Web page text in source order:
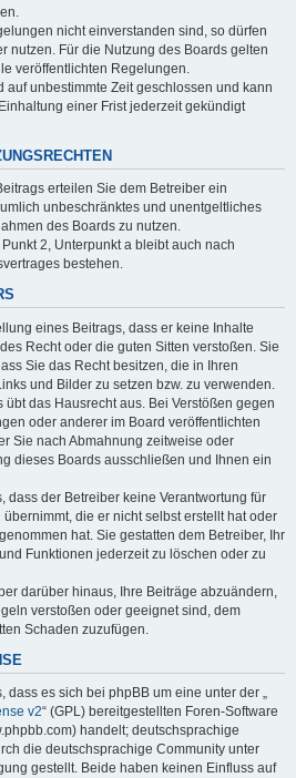
nicht einverstanden sind, so dürfen
nutzen. Für die Nutzung des Boards gelten
veröffentlichten Regelungen.
auf unbestimmte Zeit geschlossen und kann
einer Frist jederzeit gekündigt
erteilen Sie dem Betreiber ein
unbeschränktes und unentgeltliches
des Boards zu nutzen.
2, Unterpunkt a bleibt auch nach
bestehen.
eines Beitrags, dass er keine Inhalte
Recht oder die guten Sitten verstoßen. Sie
Sie das Recht besitzen, die in Ihren
und Bilder zu setzen bzw. zu verwenden.
übt das Hausrecht aus. Bei Verstößen gegen
oder anderer im Board veröffentlichten
Sie nach Abmahnung zeitweise oder
dieses Boards ausschließen und Ihnen ein
dass der Betreiber keine Verantwortung für
die er nicht selbst erstellt hat oder
hat. Sie gestatten dem Betreiber, Ihr
Funktionen jederzeit zu löschen oder zu
darüber hinaus, Ihre Beiträge abzuändern,
verstoßen oder geeignet sind, dem
Schaden zuzufügen.
dass es sich bei phpBB um eine unter der „
v2“ (GPL) bereitgestellten Foren-Software
handelt; deutschsprachige
die deutschsprachige Community unter
gestellt. Beide haben keinen Einfluss auf